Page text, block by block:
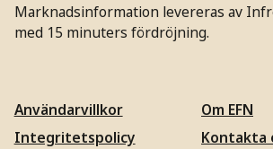
Marknadsinformation levereras av
med 15 minuters fördröjning.
Användarvillkor
Integritetspolicy
Om EFN
Kontakta